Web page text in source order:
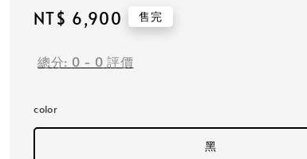
Regular
NT$ 6,900 售完
總分: 0 - 0 評價
color
黑